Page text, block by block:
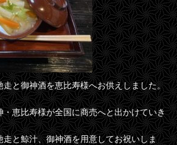
と御神酒を恵比寿様へお供えしました。
恵比寿様が全国に商売へと出かけていき
と鯨汁、御神酒を用意してお祝いしま